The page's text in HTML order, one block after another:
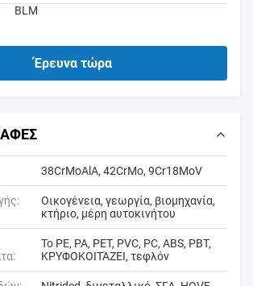
BLM
Έρευνα τώρα
38CrMoAlA, 42CrMo, 9Cr18MoV
Οικογένεια, γεωργία, βιομηχανία,
κτήριο, μέρη αυτοκινήτου
Το PE, PA, PET, PVC, PC, ABS, PBT,
ΚΡΥΦΟΚΟΙΤΆΖΕΙ, τεφλόν